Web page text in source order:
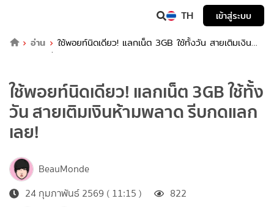
TH
เข้าสู่ระบบ
อ่าน
ใช้พอยท์นิดเดียว! แลกเน็ต 3GB ใช้ทั้งวัน สายเติมเงิน
ห้ามพลาด รีบกดแลกเลย!
ใช้พอยท์นิดเดียว! แลกเน็ต 3GB ใช้ทั้ง
วัน สายเติมเงินห้ามพลาด รีบกดแลก
เลย!
BeauMonde
24 กุมภาพันธ์ 2569 ( 11:15 )
822